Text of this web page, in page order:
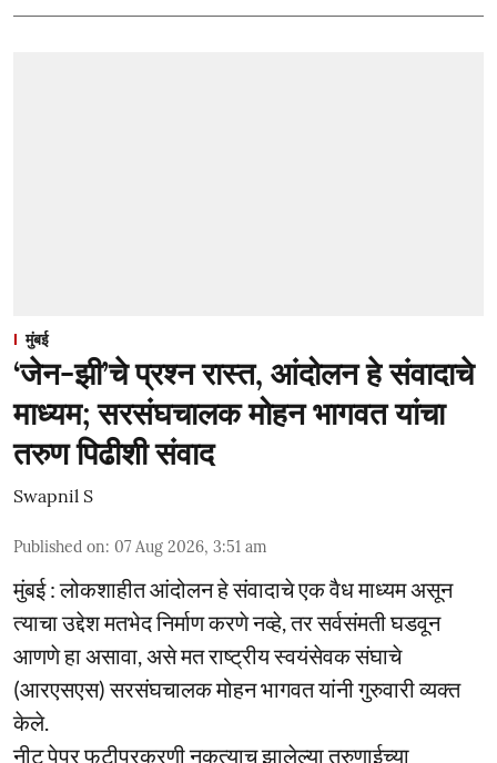
मुंबई
‘जेन-झी’चे प्रश्न रास्त, आंदोलन हे संवादाचे
माध्यम; सरसंघचालक मोहन भागवत यांचा
तरुण पिढीशी संवाद
Swapnil S
Published on: 07 Aug 2026, 3:51 am
मुंबई : लोकशाहीत आंदोलन हे संवादाचे एक वैध माध्यम असून
त्याचा उद्देश मतभेद निर्माण करणे नव्हे, तर सर्वसंमती घडवून
आणणे हा असावा, असे मत राष्ट्रीय स्वयंसेवक संघाचे
(आरएसएस) सरसंघचालक मोहन भागवत यांनी गुरुवारी व्यक्त
केले.
नीट पेपर फुटीप्रकरणी नुकत्याच झालेल्या तरुणाईच्या